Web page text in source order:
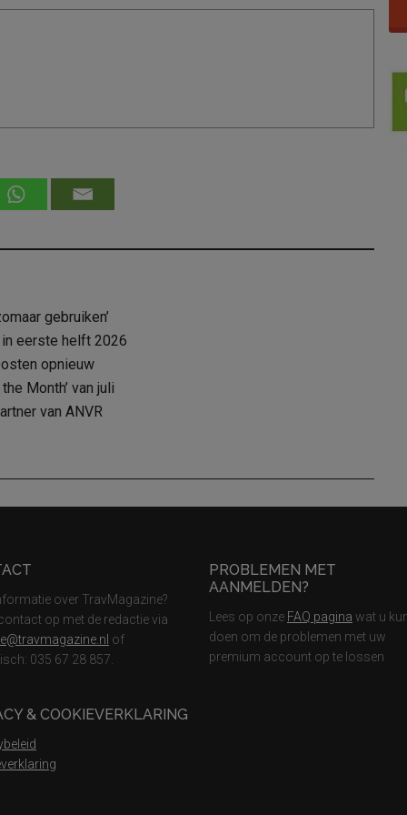
gebruiken’
eerste helft 2026
opnieuw
Month’ van juli
van ANVR
over TravMagazine?
op met de redactie via
of
035 67 28 857.
& COOKIEVERKLARING
PROBLEMEN MET
AANMELDEN?
Lees op onze FAQ pagina wat u
doen om de problemen met uw
premium account op te lossen